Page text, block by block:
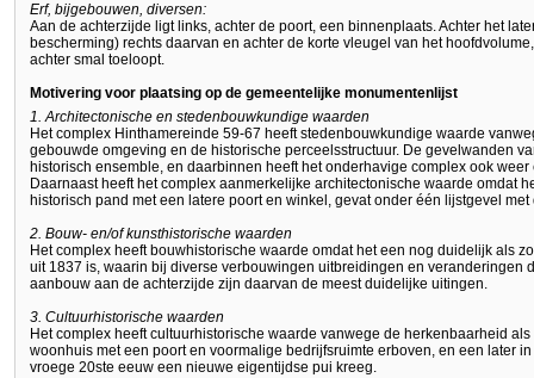
Erf, bijgebouwen, diversen:
Aan de achterzijde ligt links, achter de poort, een binnenplaats. Achter het
bescherming) rechts daarvan en achter de korte vleugel van het
achter smal toeloopt.
Motivering voor plaatsing op de gemeentelijke monumentenlijst
1. Architectonische en stedenbouwkundige waarden
Het complex Hinthamereinde 59-67 heeft stedenbouwkundige waarde
gebouwde omgeving en de historische perceelsstructuur. De gevelwanden
historisch ensemble, en daarbinnen heeft het onderhavige complex ook
Daarnaast heeft het complex aanmerkelijke architectonische waarde omdat
historisch pand met een latere poort en winkel, gevat onder één lijstgevel
2. Bouw- en/of kunsthistorische waarden
Het complex heeft bouwhistorische waarde omdat het een nog duidelijk als
uit 1837 is, waarin bij diverse verbouwingen uitbreidingen en veranderingen
aanbouw aan de achterzijde zijn daarvan de meest duidelijke uitingen.
3. Cultuurhistorische waarden
Het complex heeft cultuurhistorische waarde vanwege de herkenbaarheid
woonhuis met een poort en voormalige bedrijfsruimte erboven, en een later
vroege 20ste eeuw een nieuwe eigentijdse pui kreeg.